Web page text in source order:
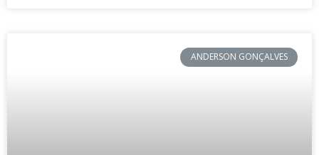
ANDERSON GONÇALVES